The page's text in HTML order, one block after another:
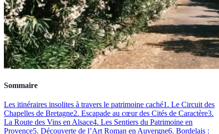
Sommaire
Les itinéraires insolites à travers le patrimoine caché1. Le Circuit des
Chapelles de Bretagne2. Escapade au cœur des Cités de Caractère3.
La Route des Vins en Alsace4. Les Sentiers du Patrimoine en
Provence5. Découverte de l’Art Roman en Auvergne6. Bordelais :